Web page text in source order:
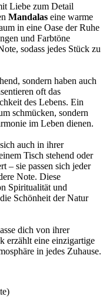
Liebe zum Detail
Mandalas eine warme
in eine Oase der Ruhe
und Farbtöne
sodass jedes Stück zu
sondern haben auch
oft das
des Lebens. Ein
schmücken, sondern
im Leben dienen.
auch in ihrer
Tisch stehend oder
– sie passen sich jeder
Note. Diese
Spiritualität und
Schönheit der Natur
dich von ihrer
erzählt eine einzigartige
in jedes Zuhause.